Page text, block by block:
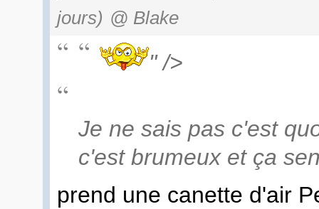
jours) @ Blake
" />
Je ne sais pas c'est
c'est brumeux et ça
prend une canette d'air